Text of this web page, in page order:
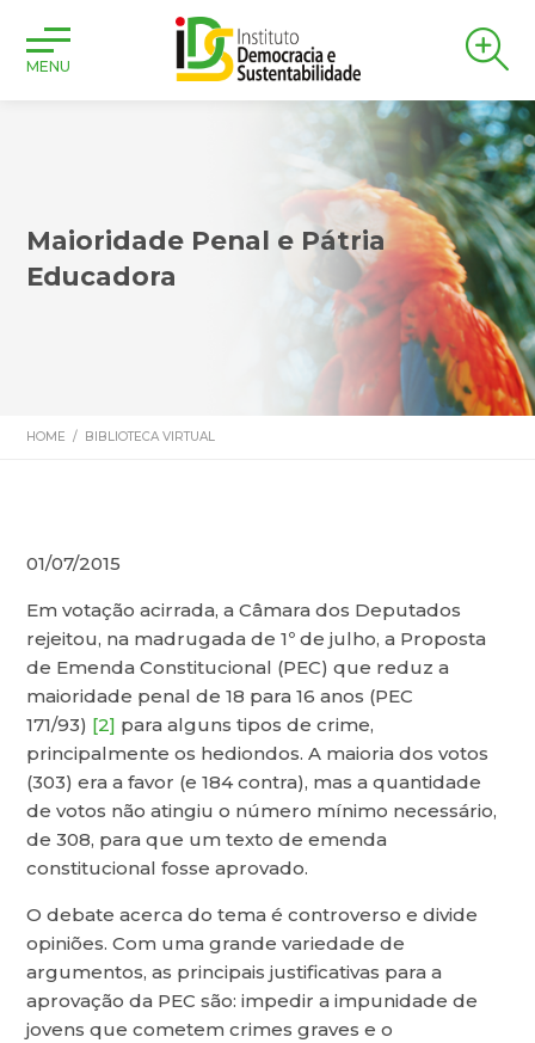
MENU
Maioridade Penal e Pátria
Educadora
HOME / BIBLIOTECA VIRTUAL
01/07/2015
Em votação acirrada, a Câmara dos Deputados
rejeitou, na madrugada de 1º de julho, a Proposta
de Emenda Constitucional (PEC) que reduz a
maioridade penal de 18 para 16 anos (PEC
171/93) [2] para alguns tipos de crime,
principalmente os hediondos. A maioria dos votos
(303) era a favor (e 184 contra), mas a quantidade
de votos não atingiu o número mínimo necessário,
de 308, para que um texto de emenda
constitucional fosse aprovado.
O debate acerca do tema é controverso e divide
opiniões. Com uma grande variedade de
argumentos, as principais justificativas para a
aprovação da PEC são: impedir a impunidade de
jovens que cometem crimes graves e o